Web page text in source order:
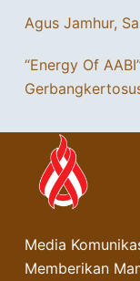
Agus Jamhur,
“Energy Of
Media
Memberikan